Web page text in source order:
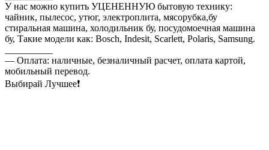
У нас можно купить УЦЕНЕННУЮ бытовую технику:
чайник, пылесос, утюг, электроплита, мясорубка,бу
стиральная машина, холодильник бу, посудомоечная машина
бу, Такие модели как: Bosch, Indesit, Scarlett, Polaris, Samsung.
— Оплата: наличные, безналичный расчет, оплата картой,
мобильный перевод.
Выбирай Лучшее❗